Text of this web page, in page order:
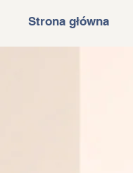
Strona główna